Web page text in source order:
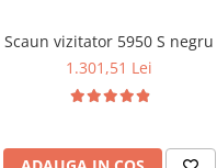
Scaun vizitator 5950 S negru
1.301,51 Lei